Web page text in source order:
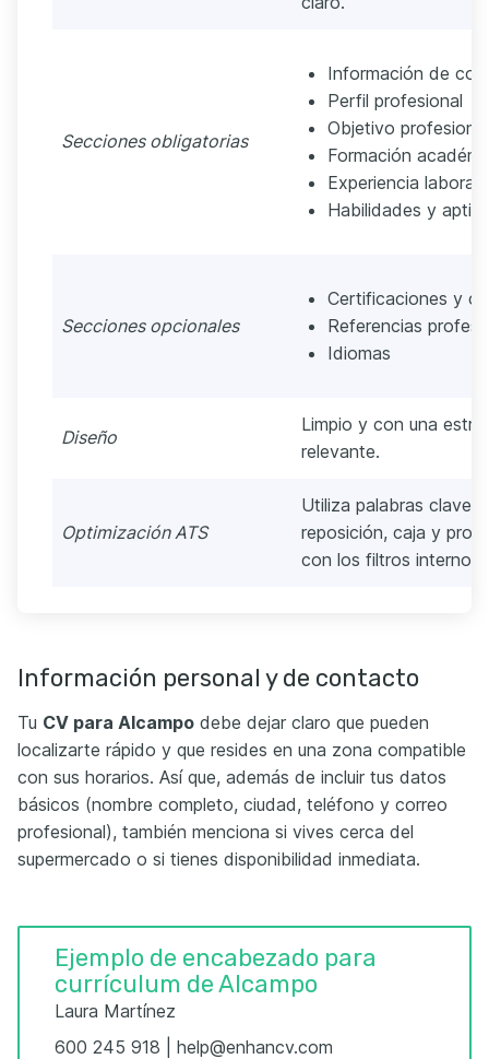
Secciones obligatorias
Información de
Perfil profesional
Objetivo profesional
Formación
Experiencia laboral
Habilidades y
Secciones opcionales
Certificaciones y
Referencias
Idiomas
Diseño
Limpio y con una
relevante.
Optimización ATS
Utiliza palabras clave
reposición, caja y
con los filtros internos.
Información personal y de contacto
Tu CV para Alcampo debe dejar claro que pueden
localizarte rápido y que resides en una zona compatible
con sus horarios. Así que, además de incluir tus datos
básicos (nombre completo, ciudad, teléfono y correo
profesional), también menciona si vives cerca del
supermercado o si tienes disponibilidad inmediata.
Ejemplo de encabezado para
currículum de Alcampo
Laura Martínez
600 245 918 | help@enhancv.com